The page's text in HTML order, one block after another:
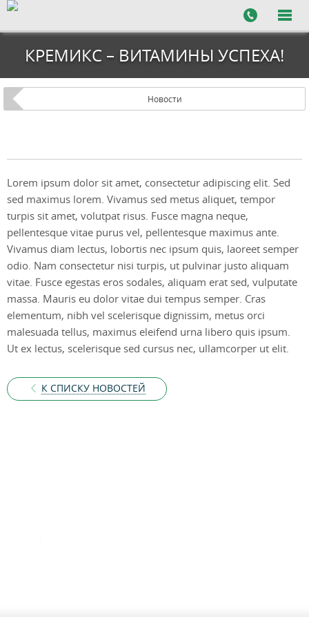
КРЕМИКС – ВИТАМИНЫ УСПЕХА!
Новости
Lorem ipsum dolor sit amet, consectetur adipiscing elit. Sed
sed maximus lorem. Vivamus sed metus aliquet, tempor
turpis sit amet, volutpat risus. Fusce magna neque,
pellentesque vitae purus vel, pellentesque maximus ante.
Vivamus diam lectus, lobortis nec ipsum quis, laoreet semper
odio. Nam consectetur nisi turpis, ut pulvinar justo aliquam
vitae. Fusce egestas eros sodales, aliquam erat sed, vulputate
massa. Mauris eu dolor vitae dui tempus semper. Cras
elementum, nibh vel scelerisque dignissim, metus orci
malesuada tellus, maximus eleifend urna libero quis ipsum.
Ut ex lectus, scelerisque sed cursus nec, ullamcorper ut elit.
К СПИСКУ НОВОСТЕЙ